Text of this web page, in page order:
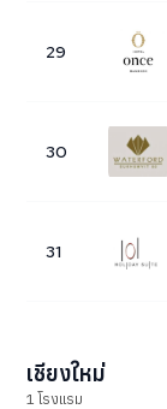
29
30
31
เชียงใหม่
1 โรงแรม